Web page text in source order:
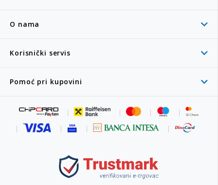
O nama
Korisnički servis
Pomoć pri kupovini